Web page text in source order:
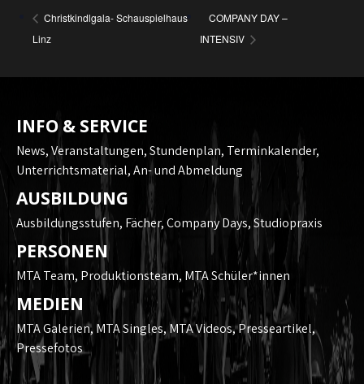
Christkindlgala- Schauspielhaus
Linz
COMPANY DAY –
INTENSIV
INFO & SERVICE
News,Veranstaltungen,Stundenplan, Terminkalender,
Unterrichtsmaterial,An- und Abmeldung
AUSBILDUNG
Ausbildungsstufen, Fächer,Company Days,Studiopraxis
PERSONEN
MTA Team, Produktionsteam, MTA Schüler*innen
MEDIEN
MTA Galerien,MTA Singles,MTA Videos,Presseartikel,
Pressefotos